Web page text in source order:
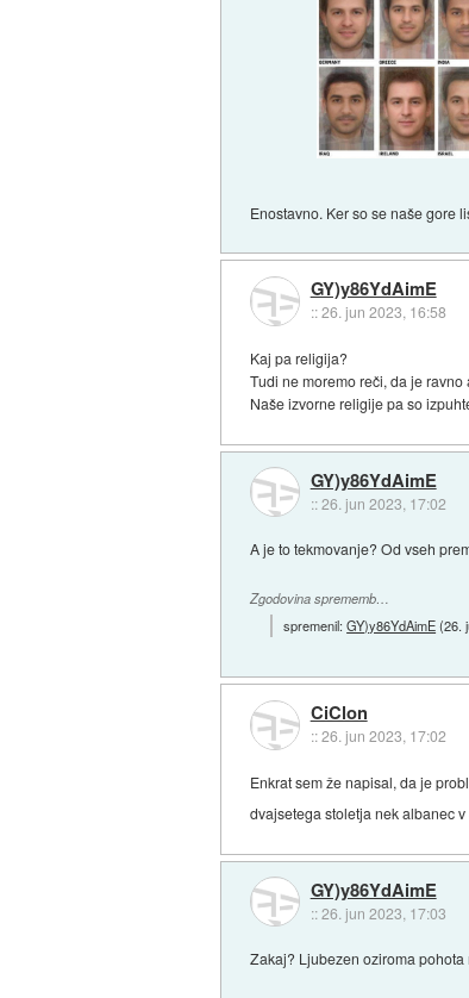
Enostavno. Ker so se naše gore
GY)y86YdAimE
::26. jun 2023, 16:58
Kaj pa religija?
Tudi ne moremo reči, da je
Naše izvorne religije pa so
GY)y86YdAimE
::26. jun 2023, 17:02
A je to tekmovanje? Od vseh
Zgodovina sprememb…
spremenil:GY)y86YdAimE(26.
CiClon
::26. jun 2023, 17:02
Enkrat sem že napisal, da je
dvajsetega stoletja nek albanec
GY)y86YdAimE
::26. jun 2023, 17:03
Zakaj? Ljubezen oziroma pohota